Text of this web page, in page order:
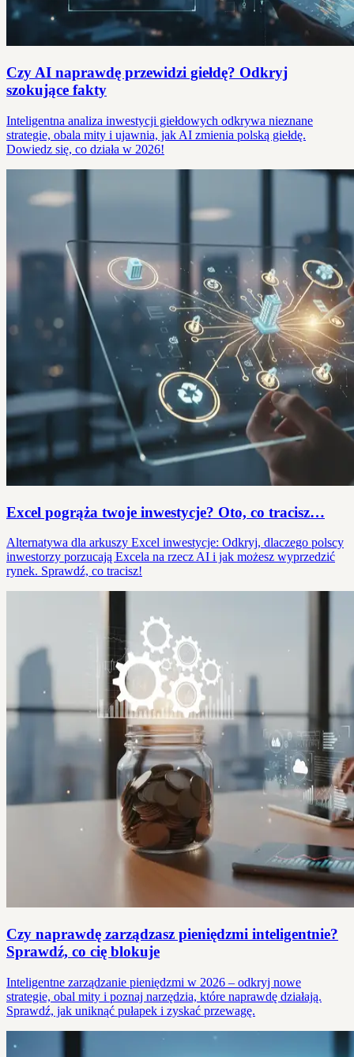
Czy AI naprawdę przewidzi giełdę? Odkryj
szokujące fakty
Inteligentna analiza inwestycji giełdowych odkrywa nieznane
strategie, obala mity i ujawnia, jak AI zmienia polską giełdę.
Dowiedz się, co działa w 2026!
Excel pogrąża twoje inwestycje? Oto, co tracisz…
Alternatywa dla arkuszy Excel inwestycje: Odkryj, dlaczego polscy
inwestorzy porzucają Excela na rzecz AI i jak możesz wyprzedzić
rynek. Sprawdź, co tracisz!
Czy naprawdę zarządzasz pieniędzmi inteligentnie?
Sprawdź, co cię blokuje
Inteligentne zarządzanie pieniędzmi w 2026 – odkryj nowe
strategie, obal mity i poznaj narzędzia, które naprawdę działają.
Sprawdź, jak uniknąć pułapek i zyskać przewagę.